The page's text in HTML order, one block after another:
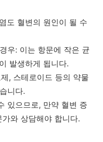
도 혈변의 원인이 될 수
우: 이는 항문에 작은 균
발생하게 됩니다.
, 스테로이드 등의 약물
니다.
있으므로, 만약 혈변 증
와 상담해야 합니다.